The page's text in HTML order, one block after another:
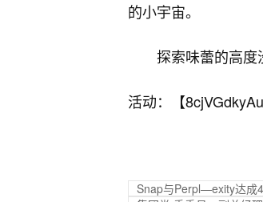
的小宇宙。
探索味蕾的高度
活动：【
Snap与Perpl—exity达成